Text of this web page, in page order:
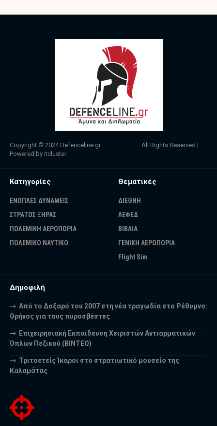
Copyright © 2024 Defenceline.gr All Rights Reserved |
Powered by itcluster
Κατηγορίες
ΕΝΟΠΛΕΣ ΔΥΝΑΜΕΙΣ
ΣΤΡΑΤΟΣ ΞΗΡΑΣ
ΠΟΛΕΜΙΚΗ ΑΕΡΟΠΟΡΙΑ
ΠΟΛΕΜΙΚΟ ΝΑΥΤΙΚΟ
Θεματικές
ΔΙΕΘΝΗ
ΛΕΦΕΔ
ΒΙΒΛΙΑ
ΓΕΝΙΚΗ ΑΕΡΟΠΟΡΙΑ
Flight Sim
Δημοφιλή
Από το Δοξαρό του 2007 στη νέα τραγωδία στο Ρέθυμνο:
Θρήνος για τους πυροσβέστες
Επιχειρησιακή Εκπαίδευση Χειριστών Αντιαρματικών
Όπλων Πεζικού (ΒΙΝΤΕΟ)
Τριτοετείς Ίκαροι στο στρατιωτικό μουσείο της
Καλαμάτας